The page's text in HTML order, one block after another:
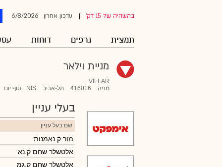
בהשהיה של 15 דק' עדכון אחרון 6/8/2026
תמצית גרפים דוחות
מניית וילאר
VILLAR
מניה
416016 תל-אביב NIS סוף יום
בעלי עניין
שם בעל עניין
מור ק.נאמנות
אלטשלר שחם ק.נא
אלטשלר שחם ק.גמ